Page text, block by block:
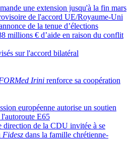
une extension jusqu'à la fin mars
de l'accord UE/Royaume-Uni
de la tenue d’élections
millions € d’aide en raison du conflit
sur l'accord bilatéral
Irini renforce sa coopération
européenne autorise un soutien
E65
direction de la CDU invitée à se
Fidesz dans la famille chrétienne-